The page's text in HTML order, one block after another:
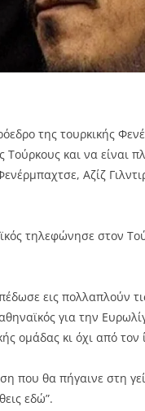
της τουρκικής
Τούρκους και να είναι
Αζίζ
τηλεφώνησε στον
εις πολλαπλούν
για την
ομάδας κι όχι από τον
που θα πήγαινε στη
εδώ”.